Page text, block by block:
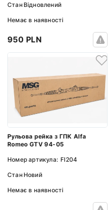
Стан Відновлений
Немає в наявності
950 PLN
Рульова рейка з ГПК Alfa
Romeo GTV 94-05
Номер артикула: FI204
Стан Новий
Немає в наявності